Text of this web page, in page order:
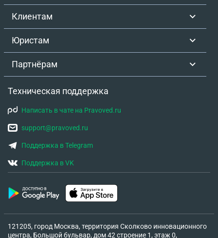
Клиентам
Юристам
Партнёрам
Техническая поддержка
Написать в чате на Pravoved.ru
support@pravoved.ru
Поддержка в Telegram
Поддержка в VK
121205, город Москва, территория Сколково инновационного
центра, Большой бульвар, дом 42 строение 1, этаж 0,